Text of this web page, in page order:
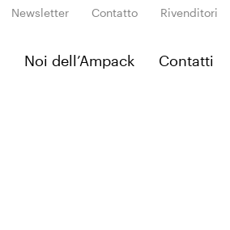
Newsletter Contatto Rivenditori
Noi dell’Ampack Contatti